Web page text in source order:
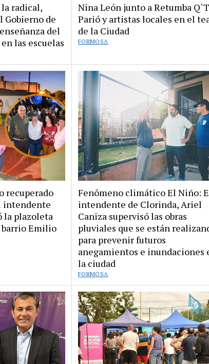
radical,
Gobierno de
del
las escuelas
Nina León junto a Retumba
Parió y artistas locales en el
de la Ciudad
FORMOSA
recuperado
intendente
la plazoleta
barrio Emilio
Fenómeno climático El Niño:
intendente de Clorinda, Ariel
Caniza supervisó las obras
pluviales que se están
para prevenir futuros
anegamientos e inundaciones
la ciudad
FORMOSA